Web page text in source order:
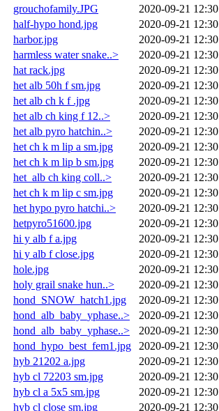
grouchofamily.JPG
2020-09-21 12:30
half-hypo hond.jpg
2020-09-21 12:30
harbor.jpg
2020-09-21 12:30
harmless water snake..>
2020-09-21 12:30
hat rack.jpg
2020-09-21 12:30
het alb 50h f sm.jpg
2020-09-21 12:30
het alb ch k f .jpg
2020-09-21 12:30
het alb ch king f 12..>
2020-09-21 12:30
het alb pyro hatchin..>
2020-09-21 12:30
het ch k m lip a sm.jpg
2020-09-21 12:30
het ch k m lip b sm.jpg
2020-09-21 12:30
het_alb ch king coll..>
2020-09-21 12:30
het ch k m lip c sm.jpg
2020-09-21 12:30
het hypo pyro hatchi..>
2020-09-21 12:30
hetpyro51600.jpg
2020-09-21 12:30
hi y alb f a.jpg
2020-09-21 12:30
hi y alb f close.jpg
2020-09-21 12:30
hole.jpg
2020-09-21 12:30
holy grail snake hun..>
2020-09-21 12:30
hond_SNOW_hatch1.jpg
2020-09-21 12:30
hond_alb_baby_yphase..>
2020-09-21 12:30
hond_alb_baby_yphase..>
2020-09-21 12:30
hond_hypo_best_fem1.jpg
2020-09-21 12:30
hyb 21202 a.jpg
2020-09-21 12:30
hyb cl 72203 sm.jpg
2020-09-21 12:30
hyb cl a 5x5 sm.jpg
2020-09-21 12:30
hyb cl close sm.jpg
2020-09-21 12:30